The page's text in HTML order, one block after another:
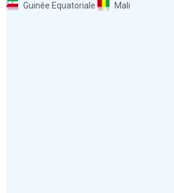
Guinée Equatoriale
Mali